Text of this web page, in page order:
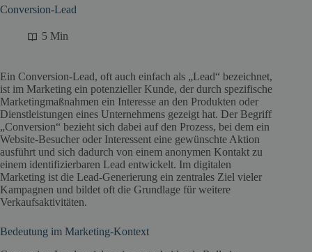
Conversion-Lead
5 Min
Ein Conversion-Lead, oft auch einfach als „Lead“ bezeichnet,
ist im Marketing ein potenzieller Kunde, der durch spezifische
Marketingmaßnahmen ein Interesse an den Produkten oder
Dienstleistungen eines Unternehmens gezeigt hat. Der Begriff
„Conversion“ bezieht sich dabei auf den Prozess, bei dem ein
Website-Besucher oder Interessent eine gewünschte Aktion
ausführt und sich dadurch von einem anonymen Kontakt zu
einem identifizierbaren Lead entwickelt. Im digitalen
Marketing ist die Lead-Generierung ein zentrales Ziel vieler
Kampagnen und bildet oft die Grundlage für weitere
Verkaufsaktivitäten.
Bedeutung im Marketing-Kontext